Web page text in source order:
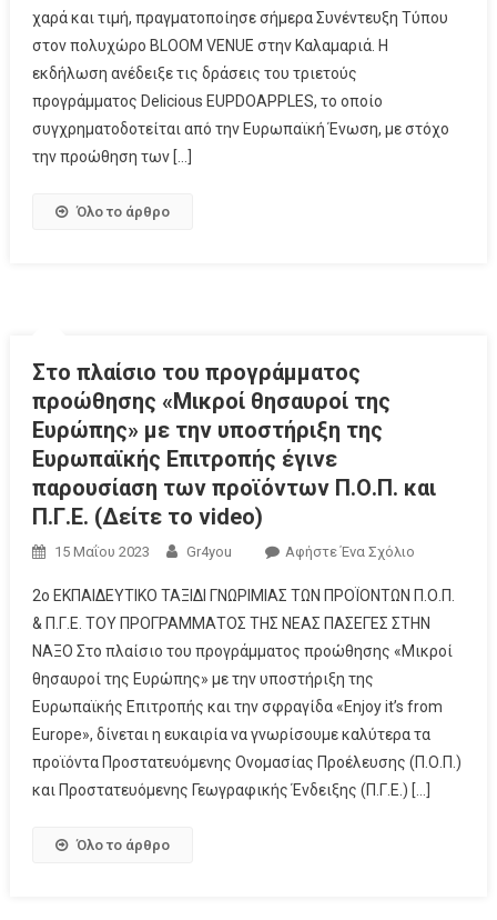
χαρά και τιμή, πραγματοποίησε σήμερα Συνέντευξη Τύπου
στον πολυχώρο BLOOM VENUE στην Καλαμαριά. Η
εκδήλωση ανέδειξε τις δράσεις του τριετούς
προγράμματος Delicious EUPDOAPPLES, το οποίο
συγχρηματοδοτείται από την Ευρωπαϊκή Ένωση, με στόχο
την προώθηση των […]
Όλο το άρθρο
Στο πλαίσιο του προγράμματος
προώθησης «Μικροί θησαυροί της
Ευρώπης» με την υποστήριξη της
Ευρωπαϊκής Επιτροπής έγινε
παρουσίαση των προϊόντων Π.Ο.Π. και
Π.Γ.Ε. (Δείτε το video)
15 Μαΐου 2023 Gr4you Αφήστε Ένα Σχόλιο
2ο ΕΚΠΑΙΔΕΥΤΙΚΟ ΤΑΞΙΔΙ ΓΝΩΡΙΜΙΑΣ ΤΩΝ ΠΡΟΪΟΝΤΩΝ Π.Ο.Π.
& Π.Γ.Ε. ΤΟΥ ΠΡΟΓΡΑΜΜΑΤΟΣ ΤΗΣ ΝΕΑΣ ΠΑΣΕΓΕΣ ΣΤΗΝ
ΝΑΞΟ Στο πλαίσιο του προγράμματος προώθησης «Μικροί
θησαυροί της Ευρώπης» με την υποστήριξη της
Ευρωπαϊκής Επιτροπής και την σφραγίδα «Enjoy it’s from
Europe», δίνεται η ευκαιρία να γνωρίσουμε καλύτερα τα
προϊόντα Προστατευόμενης Ονομασίας Προέλευσης (Π.Ο.Π.)
και Προστατευόμενης Γεωγραφικής Ένδειξης (Π.Γ.Ε.) […]
Όλο το άρθρο